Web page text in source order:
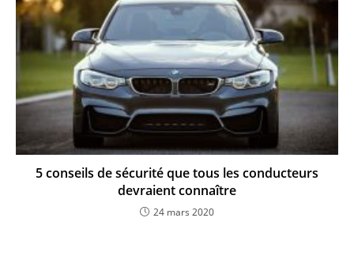
5 conseils de sécurité que tous les conducteurs
devraient connaître
24 mars 2020